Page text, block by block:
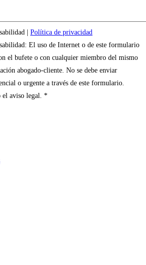
Política de privacidad
El uso de Internet o de este formulario
el bufete o con cualquier miembro del mismo
abogado-cliente. No se debe enviar
o urgente a través de este formulario.
aviso legal. *